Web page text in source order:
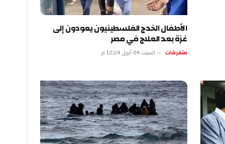
الأطفال الخدج الفلسطينيون يعودون إلى
غزة بعد العلاج في مصر
متفرقات السبت 04 أبريل 12:24 م